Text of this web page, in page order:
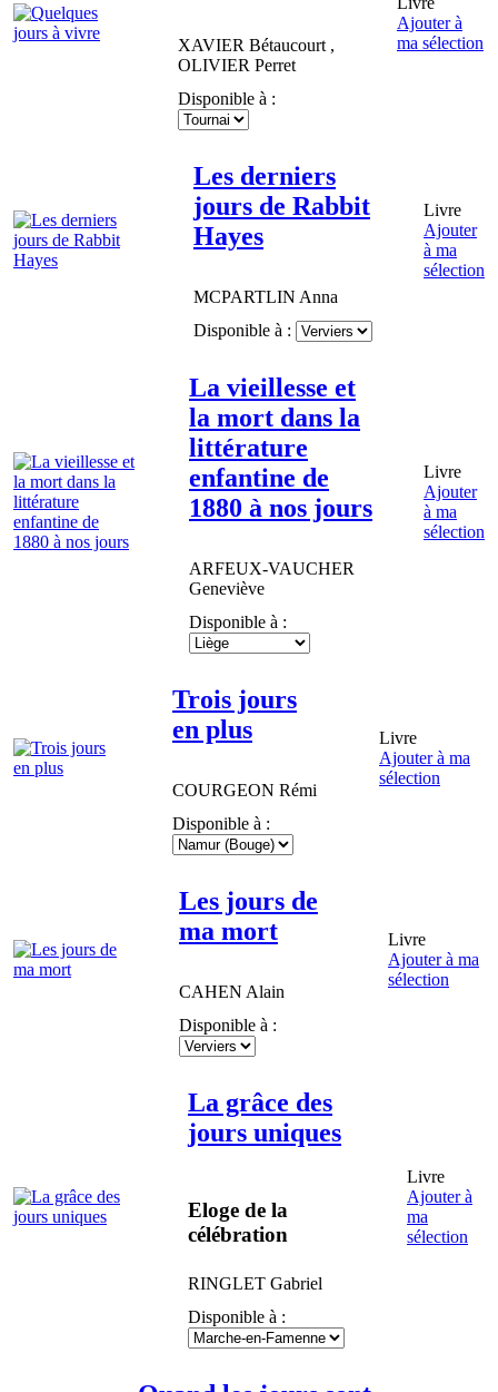
Ajouter à
ma sélection
XAVIER Bétaucourt ,
OLIVIER Perret
Disponible à :
Les derniers
jours de Rabbit
Hayes
Livre
Ajouter
à ma
sélection
MCPARTLIN Anna
Disponible à :
La vieillesse et
la mort dans la
littérature
enfantine de
1880 à nos jours
Livre
Ajouter
à ma
sélection
ARFEUX-VAUCHER
Geneviève
Disponible à :
Trois jours
en plus
Livre
Ajouter à ma
sélection
COURGEON Rémi
Disponible à :
Les jours de
ma mort
Livre
Ajouter à ma
sélection
CAHEN Alain
Disponible à :
La grâce des
jours uniques
Livre
Ajouter à
ma
sélection
Eloge de la
célébration
RINGLET Gabriel
Disponible à :